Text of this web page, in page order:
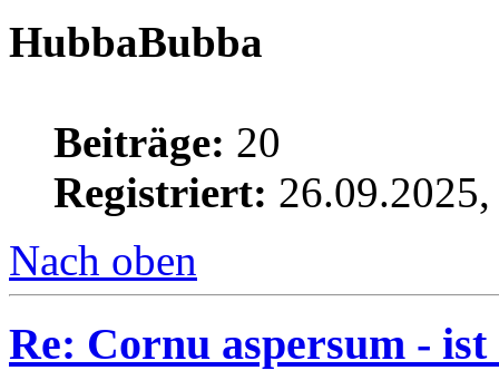
HubbaBubba
Beiträge: 20
Registriert:
Nach oben
Re: Cornu aspersum -